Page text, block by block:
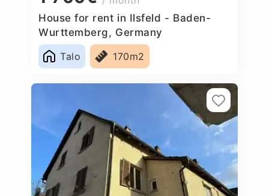
House for rent in Ilsfeld - Baden-
Wurttemberg, Germany
Talo
170m2